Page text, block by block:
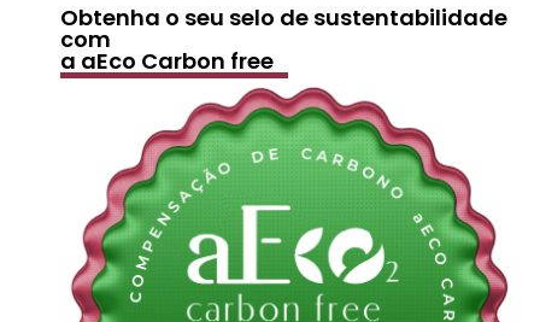
Obtenha o seu selo de sustentabilidade
com
a aEco Carbon free